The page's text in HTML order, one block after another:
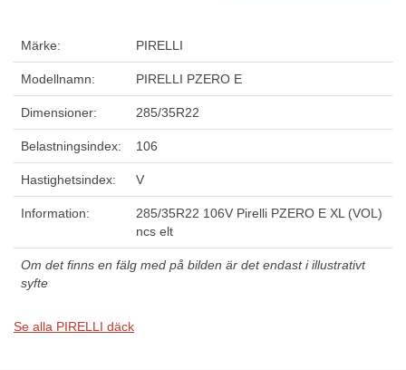
Märke: PIRELLI
Modellnamn: PIRELLI PZERO E
Dimensioner: 285/35R22
Belastningsindex: 106
Hastighetsindex: V
Information:
285/35R22 106V Pirelli PZERO E XL (VOL)
ncs elt
Om det finns en fälg med på bilden är det endast i illustrativt
syfte
Se alla PIRELLI däck